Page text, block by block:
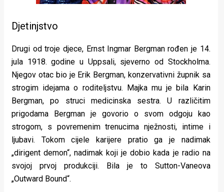
Djetinjstvo
Drugi od troje djece, Ernst Ingmar Bergman rođen je 14.
jula 1918. godine u Uppsali, sjeverno od Stockholma.
Njegov otac bio je Erik Bergman, konzervativni župnik sa
strogim idejama o roditeljstvu. Majka mu je bila Karin
Bergman, po struci medicinska sestra. U različitim
prigodama Bergman je govorio o svom odgoju kao
strogom, s povremenim trenucima nježnosti, intime i
ljubavi. Tokom cijele karijere pratio ga je nadimak
„dirigent demon“, nadimak koji je dobio kada je radio na
svojoj prvoj produkciji. Bila je to Sutton-Vaneova
„Outward Bound“.